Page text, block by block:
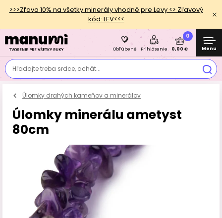
>>>Zľava 10% na všetky minerály vhodné pre Levy <> Zľavový
kód: LEV<<<
Hľadajte treba srdce, achát...
Obľúbené Prihlásenie
0
0,00 € Menu
Úlomky drahých kameňov a minerálov
Úlomky minerálu ametyst
80cm